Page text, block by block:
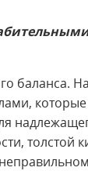
баланса.
которые
толстой